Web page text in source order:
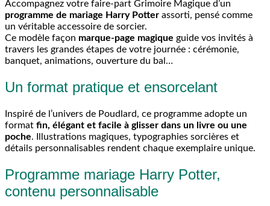
Accompagnez votre faire-part Grimoire Magique d’un
programme de mariage Harry Potter assorti, pensé comme
un véritable accessoire de sorcier.
Ce modèle façon marque-page magique guide vos invités à
travers les grandes étapes de votre journée : cérémonie,
banquet, animations, ouverture du bal…
Un format pratique et ensorcelant
Inspiré de l’univers de Poudlard, ce programme adopte un
format fin, élégant et facile à glisser dans un livre ou une
poche. Illustrations magiques, typographies sorcières et
détails personnalisables rendent chaque exemplaire unique.
Programme mariage Harry Potter,
contenu personnalisable